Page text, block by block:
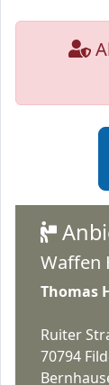
Waffen
Thomas
Ruiter
70794